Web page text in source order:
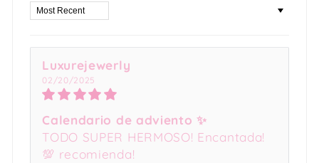
Sort by
Luxurejewerly
02/20/2025
Calendario de adviento ✨
TODO SUPER HERMOSO! Encantada!
💯 recomienda!